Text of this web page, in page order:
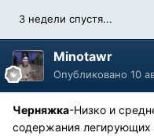
3 недели спустя...
Minotawr
Опубликовано 10
Черняжка-Низко и
содержания легирующих